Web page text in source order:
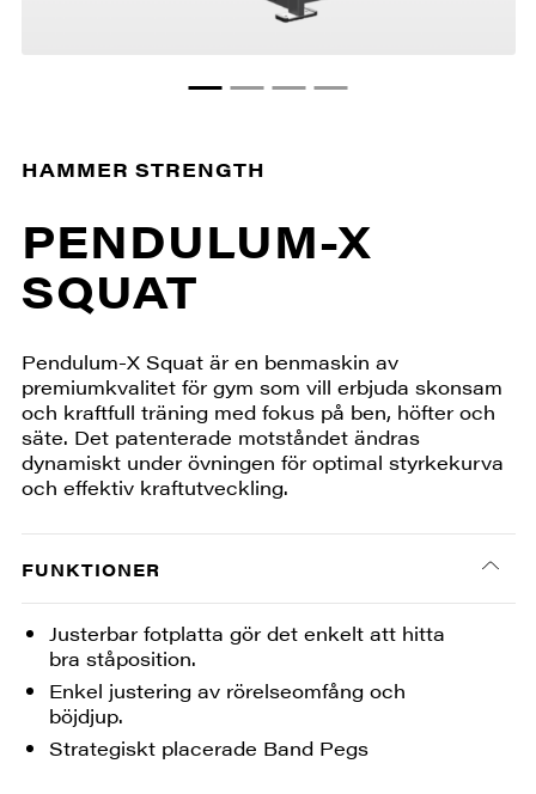
HAMMER STRENGTH
PENDULUM-X
SQUAT
Pendulum-X Squat är en benmaskin av
premiumkvalitet för gym som vill erbjuda skonsam
och kraftfull träning med fokus på ben, höfter och
säte. Det patenterade motståndet ändras
dynamiskt under övningen för optimal styrkekurva
och effektiv kraftutveckling.
FUNKTIONER
Justerbar fotplatta gör det enkelt att hitta
bra ståposition.
Enkel justering av rörelseomfång och
böjdjup.
Strategiskt placerade Band Pegs